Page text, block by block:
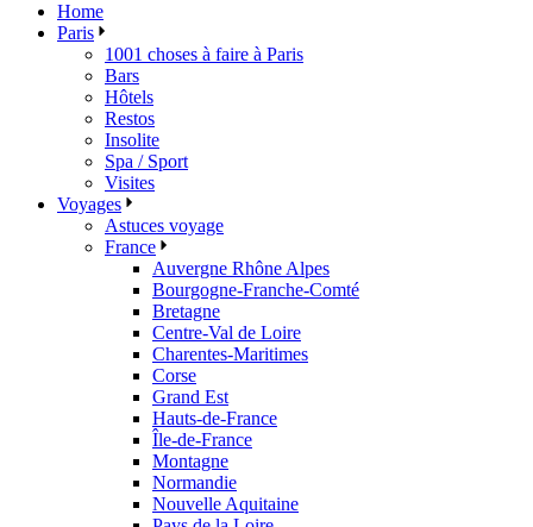
Home
Paris
1001 choses à faire à Paris
Bars
Hôtels
Restos
Insolite
Spa / Sport
Visites
Voyages
Astuces voyage
France
Auvergne Rhône Alpes
Bourgogne-Franche-Comté
Bretagne
Centre-Val de Loire
Charentes-Maritimes
Corse
Grand Est
Hauts-de-France
Île-de-France
Montagne
Normandie
Nouvelle Aquitaine